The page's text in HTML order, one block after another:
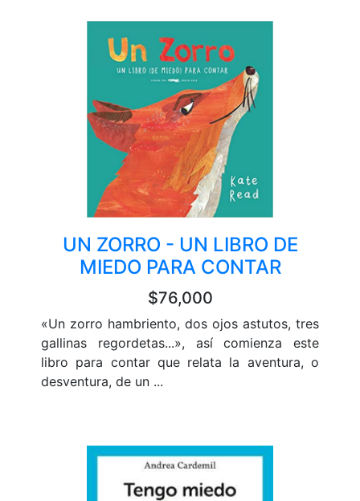
UN ZORRO - UN LIBRO DE
MIEDO PARA CONTAR
$76,000
«Un zorro hambriento, dos ojos astutos, tres
gallinas regordetas...», así comienza este
libro para contar que relata la aventura, o
desventura, de un ...